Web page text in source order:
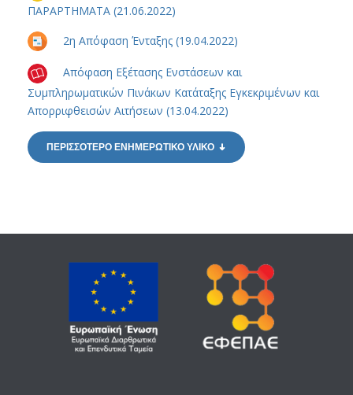
ΠΑΡΑΡΤΗΜΑΤΑ (21.06.2022)
2η Απόφαση Ένταξης (19.04.2022)
Απόφαση Εξέτασης Ενστάσεων και
Συμπληρωματικών Πινάκων Κατάταξης Εγκεκριμένων και
Απορριφθεισών Αιτήσεων (13.04.2022)
ΠΕΡΙΣΣΟΤΕΡΟ ΕΝΗΜΕΡΩΤΙΚΟ ΥΛΙΚΟ